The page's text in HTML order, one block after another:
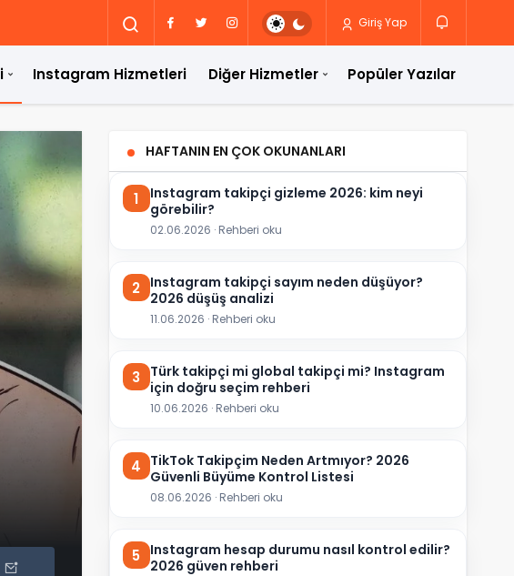
Giriş Yap
Instagram Hizmetleri Diğer Hizmetler Popüler Yazılar
HAFTANIN EN ÇOK OKUNANLARI
1
Instagram takipçi gizleme 2026: kim neyi
görebilir?
02.06.2026 · Rehberi oku
2 Instagram takipçi sayım neden düşüyor?
2026 düşüş analizi
11.06.2026 · Rehberi oku
3 Türk takipçi mi global takipçi mi? Instagram
için doğru seçim rehberi
10.06.2026 · Rehberi oku
4 TikTok Takipçim Neden Artmıyor? 2026
Güvenli Büyüme Kontrol Listesi
08.06.2026 · Rehberi oku
5 Instagram hesap durumu nasıl kontrol edilir?
2026 güven rehberi